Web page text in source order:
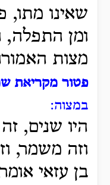
שאינו
ומן התפלה,
מצות
פטור מקריאת
במצוה:
היו שנים,
וזה משמר,
בן עזאי